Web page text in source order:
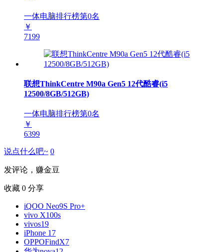
一体电脑排行榜第0名
￥
7199
联想ThinkCentre M90a Gen5 12代酷睿(i5
12500/8GB/512GB)
一体电脑排行榜第0名
￥
6399
说点什么吧~ 0
发评论，赚金豆
收藏 0 分享
iQOO Neo9S Pro+
vivo X100s
vivos19
iPhone 17
OPPOFindX7